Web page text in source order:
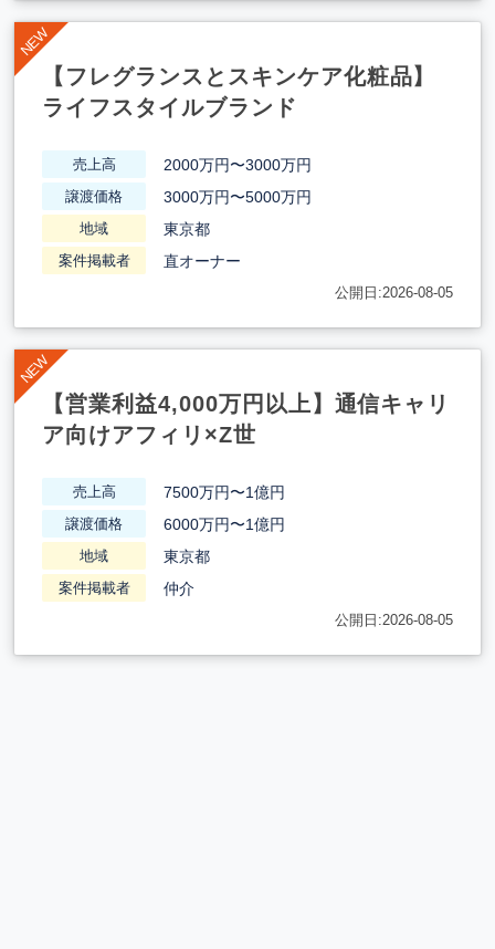
【フレグランスとスキンケア化粧品】
ライフスタイルブランド
売上高 2000万円〜3000万円
譲渡価格 3000万円〜5000万円
地域 東京都
案件掲載者 直オーナー
公開日:2026-08-05
【営業利益4,000万円以上】通信キャリ
ア向けアフィリ×Z世
売上高 7500万円〜1億円
譲渡価格 6000万円〜1億円
地域 東京都
案件掲載者 仲介
公開日:2026-08-05